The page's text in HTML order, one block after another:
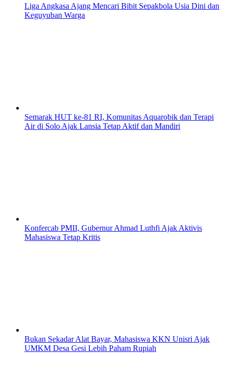
Liga Angkasa Ajang Mencari Bibit Sepakbola Usia Dini dan
Keguyuban Warga
Semarak HUT ke-81 RI, Komunitas Aquarobik dan Terapi
Air di Solo Ajak Lansia Tetap Aktif dan Mandiri
Konfercab PMII, Gubernur Ahmad Luthfi Ajak Aktivis
Mahasiswa Tetap Kritis
Bukan Sekadar Alat Bayar, Mahasiswa KKN Unisri Ajak
UMKM Desa Gesi Lebih Paham Rupiah